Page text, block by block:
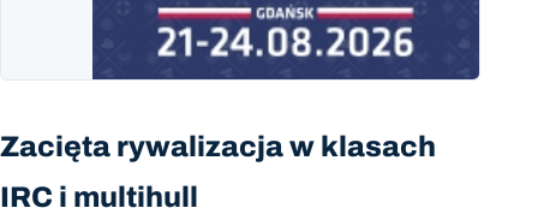
Zacięta rywalizacja w klasach
IRC i multihull